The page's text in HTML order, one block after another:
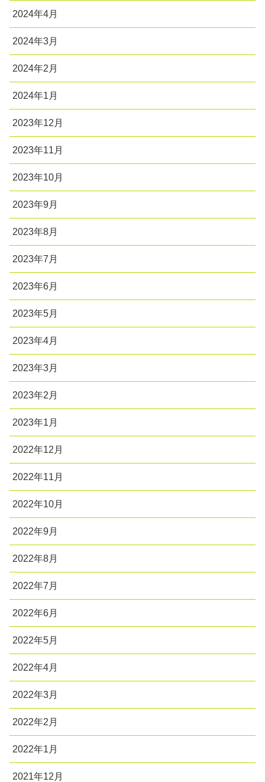
2024年4月
2024年3月
2024年2月
2024年1月
2023年12月
2023年11月
2023年10月
2023年9月
2023年8月
2023年7月
2023年6月
2023年5月
2023年4月
2023年3月
2023年2月
2023年1月
2022年12月
2022年11月
2022年10月
2022年9月
2022年8月
2022年7月
2022年6月
2022年5月
2022年4月
2022年3月
2022年2月
2022年1月
2021年12月